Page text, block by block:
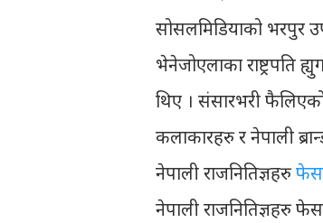
सोसलमिडियाको भरपुर
भेनेजोएलाका राष्ट्रपति
थिए । संसारभरी
कलाकारहरु र नेपाली
नेपाली राजनितिज्ञहरु
नेपाली